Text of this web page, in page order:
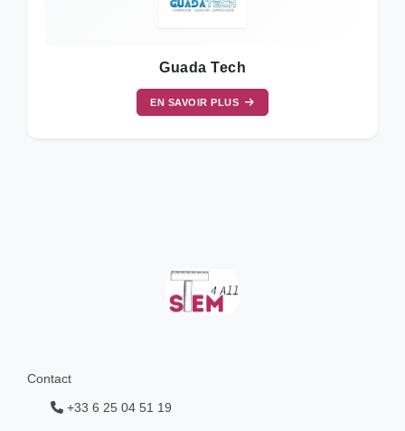
Guada Tech
EN SAVOIR PLUS
Contact
+33 6 25 04 51 19